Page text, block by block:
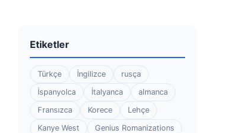
Etiketler
Türkçe İngilizce
rusça
İspanyolca
İtalyanca
almanca
Fransızca
Korece
Lehçe
Kanye West
Genius Romanizations